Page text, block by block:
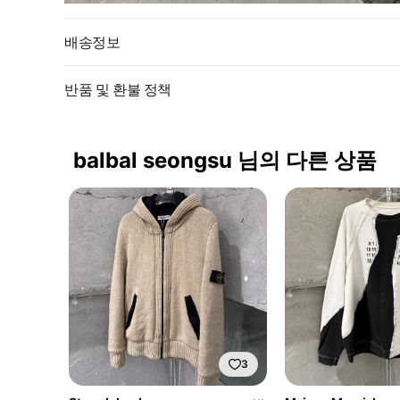
배송정보
반품 및 환불 정책
balbal seongsu 님의 다른 상품
3